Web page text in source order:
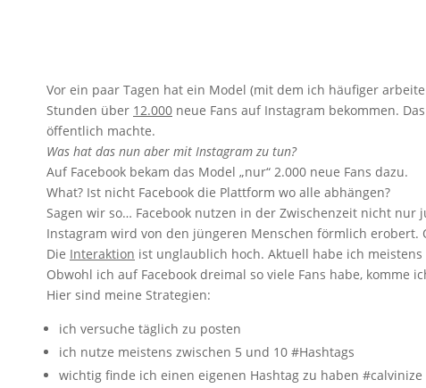
Vor ein paar Tagen hat ein Model (mit dem ich häufiger
Stunden über 12.000 neue Fans auf Instagram bekommen.
öffentlich machte.
Was hat das nun aber mit Instagram zu tun?
Auf Facebook bekam das Model „nur“ 2.000 neue Fans dazu.
What? Ist nicht Facebook die Plattform wo alle abhängen?
Sagen wir so… Facebook nutzen in der Zwischenzeit nicht nur
Instagram wird von den jüngeren Menschen förmlich erobert.
Die Interaktion ist unglaublich hoch. Aktuell habe ich
Obwohl ich auf Facebook dreimal so viele Fans habe, komme
Hier sind meine Strategien:
ich versuche täglich zu posten
ich nutze meistens zwischen 5 und 10 #Hashtags
wichtig finde ich einen eigenen Hashtag zu haben #calvinize